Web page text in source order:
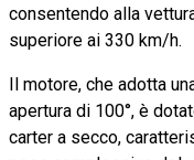
consentendo alla
superiore ai 330 km/h.
Il motore, che adotta
apertura di 100°, è
carter a secco,